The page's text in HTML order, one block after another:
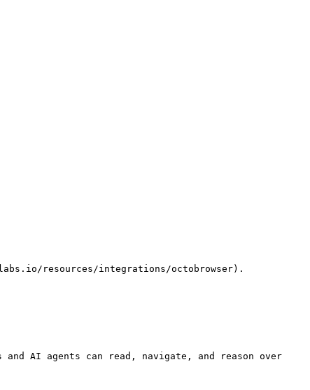
oxylabs.io/resources/integrations/octobrowser).
AI agents can read, navigate, and reason over